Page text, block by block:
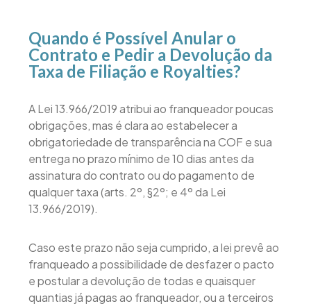
Quando é Possível Anular o
Contrato e Pedir a Devolução da
Taxa de Filiação e Royalties?
A Lei 13.966/2019 atribui ao franqueador poucas
obrigações, mas é clara ao estabelecer a
obrigatoriedade de transparência na COF e sua
entrega no prazo mínimo de 10 dias antes da
assinatura do contrato ou do pagamento de
qualquer taxa (arts. 2º, §2º; e 4º da Lei
13.966/2019).
Caso este prazo não seja cumprido, a lei prevê ao
franqueado a possibilidade de desfazer o pacto
e postular a devolução de todas e quaisquer
quantias já pagas ao franqueador, ou a terceiros